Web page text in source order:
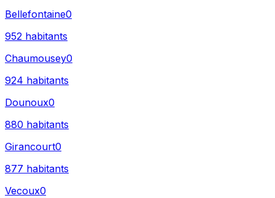
Bellefontaine0
952 habitants
Chaumousey0
924 habitants
Dounoux0
880 habitants
Girancourt0
877 habitants
Vecoux0